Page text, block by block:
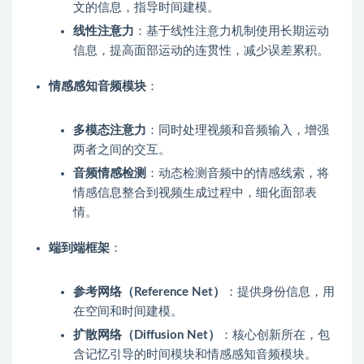
文的信息，指导时间建模。
线性注意力 ：基于线性注意力机制使用长期运动
信息，提高面部运动的连贯性，减少误差累积。
情感感知音频模块 ：
多模态注意力 ：同时处理视频和音频输入，增强
两者之间的交互。
音频情感检测 ：动态检测音频中的情感线索，将
情感信息整合到视频生成过程中，细化面部表
情。
端到端框架 ：
参考网络（Reference Net）
：提供身份信息，用
在空间和时间建模。
扩散网络（Diffusion Net）
：核心创新所在，包
含记忆引导的时间模块和情感感知音频模块。